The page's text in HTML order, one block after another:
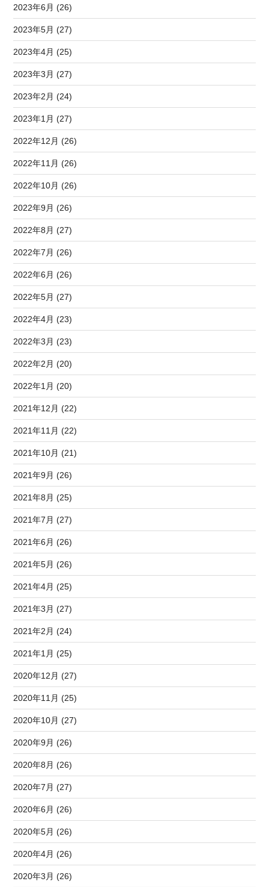
2023年6月 (26)
2023年5月 (27)
2023年4月 (25)
2023年3月 (27)
2023年2月 (24)
2023年1月 (27)
2022年12月 (26)
2022年11月 (26)
2022年10月 (26)
2022年9月 (26)
2022年8月 (27)
2022年7月 (26)
2022年6月 (26)
2022年5月 (27)
2022年4月 (23)
2022年3月 (23)
2022年2月 (20)
2022年1月 (20)
2021年12月 (22)
2021年11月 (22)
2021年10月 (21)
2021年9月 (26)
2021年8月 (25)
2021年7月 (27)
2021年6月 (26)
2021年5月 (26)
2021年4月 (25)
2021年3月 (27)
2021年2月 (24)
2021年1月 (25)
2020年12月 (27)
2020年11月 (25)
2020年10月 (27)
2020年9月 (26)
2020年8月 (26)
2020年7月 (27)
2020年6月 (26)
2020年5月 (26)
2020年4月 (26)
2020年3月 (26)